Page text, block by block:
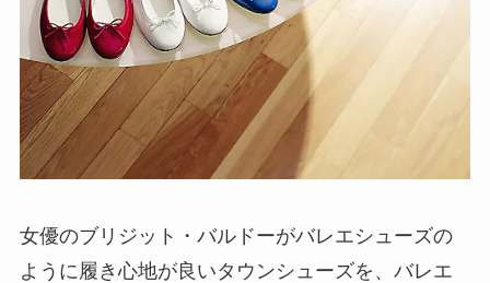
女優のブリジット・バルドーがバレエシューズの
ように履き心地が良いタウンシューズを、バレエ